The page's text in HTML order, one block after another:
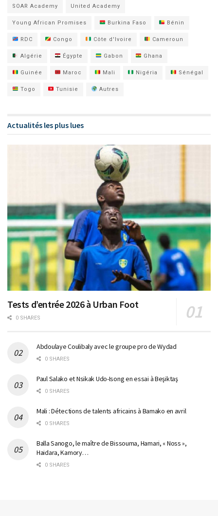
SOAR Academy United Academy
Young African Promises Burkina Faso Bénin
RDC Congo Côte d'Ivoire Cameroun
Algérie Égypte Gabon Ghana
Guinée Maroc Mali Nigéria Sénégal
Togo Tunisie Autres
Actualités les plus lues
Tests d’entrée 2026 à Urban Foot
0 SHARES
Abdoulaye Coulibaly avec le groupe pro de Wydad
0 SHARES
Paul Salako et Nsikak Udo-Isong en essai à Beşiktaş
0 SHARES
Mali : Détections de talents africains à Bamako en avril
0 SHARES
Balla Sanogo, le maître de Bissouma, Hamari, « Noss »,
Haidara, Kamory…
0 SHARES